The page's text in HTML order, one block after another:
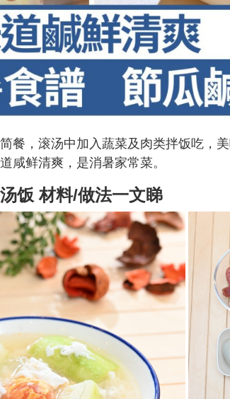
餐，滚汤中加入蔬菜及肉类拌饭吃，
咸鲜清爽，是消暑家常菜。
饭 材料/做法一文睇